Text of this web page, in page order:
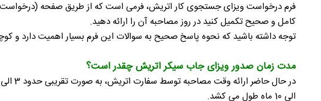
فرم درخواست ویزای جستجوی کار اتریش، فرمی است که از طریق صفحه (درخواست
کامل و صحیح تکمیل کنید در روز مصاحبه آن را ارائه دهید.
توجه داشته باشید که نحوه پاسخ صحیح به سوالات این فرم بسیار اهمیت دارد
مدت زمان صدور ویزای جاب سیکر اتریش چقدر است؟
الی 10 ماه طول می کشد.